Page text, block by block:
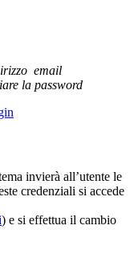
email
la password
invierà all’utente le
credenziali si accede
) e si effettua il cambio